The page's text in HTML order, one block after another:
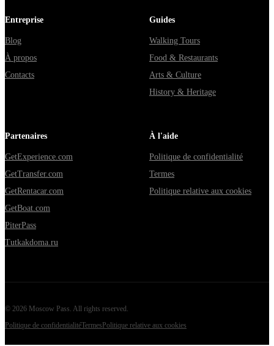
Entreprise
Blog
À propos
Contacts
Guides
Walking Tours
Food & Restaurants
Arts & Culture
History & Heritage
Partenaires
GetExperience.com
GetTransfer.com
GetRentacar.com
GetBoat.com
PiterPass
Tutkakdoma.ru
À l'aide
Politique de confidentialité
Termes
Politique relative aux cookies
© 2026 Moscow Pass. All rights reserved.
Politique de confidentialitéTermes Politique relative aux cookies